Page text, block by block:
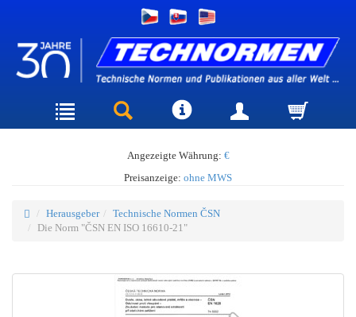
Angezeigte Währung: €
Preisanzeige: ohne MWS
Herausgeber
Technische Normen ČSN
Die Norm "ČSN EN ISO 16610-21"